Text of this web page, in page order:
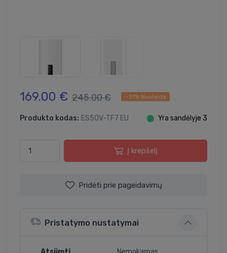
169.00 € 245.00 € -31% Nuolaida
Produkto kodas: ES50V-TF7 EU ⬤ Yra sandėlyje 3
Į krepšelį
Pridėti prie pageidavimų
Pristatymo nustatymai